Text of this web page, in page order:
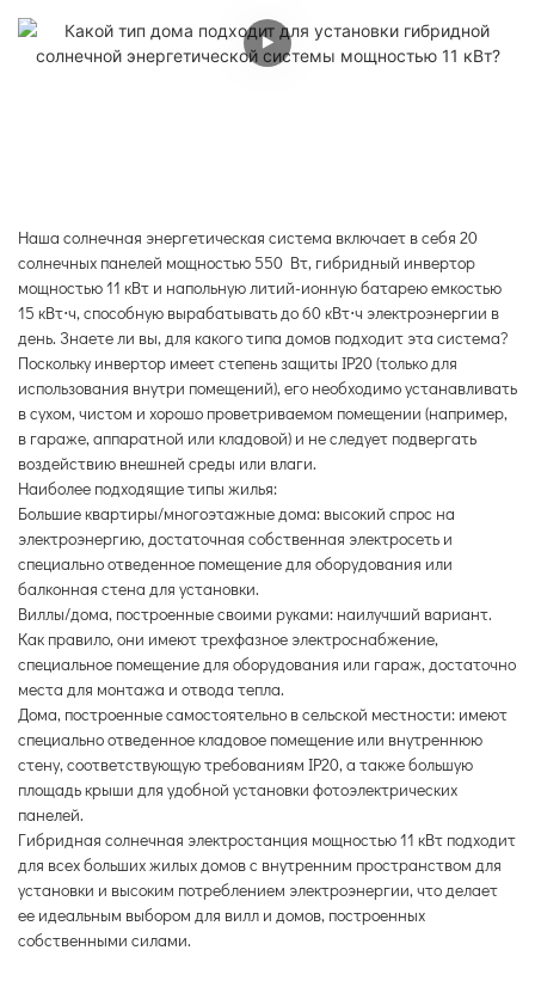
Наша солнечная энергетическая система включает в себя 20
солнечных панелей мощностью 550 Вт, гибридный инвертор
мощностью 11 кВт и напольную литий-ионную батарею емкостью
15 кВт⋅ч, способную вырабатывать до 60 кВт⋅ч электроэнергии в
день. Знаете ли вы, для какого типа домов подходит эта система?
Поскольку инвертор имеет степень защиты IP20 (только для
использования внутри помещений), его необходимо устанавливать
в сухом, чистом и хорошо проветриваемом помещении (например,
в гараже, аппаратной или кладовой) и не следует подвергать
воздействию внешней среды или влаги.
Наиболее подходящие типы жилья:
Большие квартиры/многоэтажные дома: высокий спрос на
электроэнергию, достаточная собственная электросеть и
специально отведенное помещение для оборудования или
балконная стена для установки.
Виллы/дома, построенные своими руками: наилучший вариант.
Как правило, они имеют трехфазное электроснабжение,
специальное помещение для оборудования или гараж, достаточно
места для монтажа и отвода тепла.
Дома, построенные самостоятельно в сельской местности: имеют
специально отведенное кладовое помещение или внутреннюю
стену, соответствующую требованиям IP20, а также большую
площадь крыши для удобной установки фотоэлектрических
панелей.
Гибридная солнечная электростанция мощностью 11 кВт подходит
для всех больших жилых домов с внутренним пространством для
установки и высоким потреблением электроэнергии, что делает
ее идеальным выбором для вилл и домов, построенных
собственными силами.